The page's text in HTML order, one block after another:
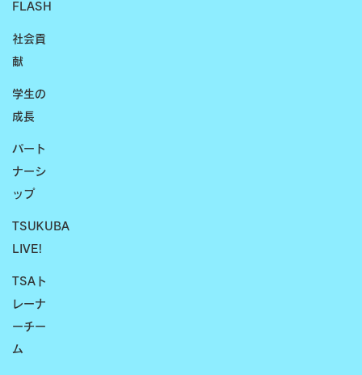
FLASH
社会貢
献
学生の
成長
パート
ナーシ
ップ
TSUKUBA
LIVE!
TSAト
レーナ
ーチー
ム